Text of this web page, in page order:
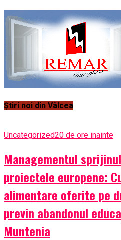
Știri noi din Vâlcea
Uncategorized20 de ore inainte
Managementul
proiectele europene:
alimentare oferite pe
previn abandonul
Muntenia